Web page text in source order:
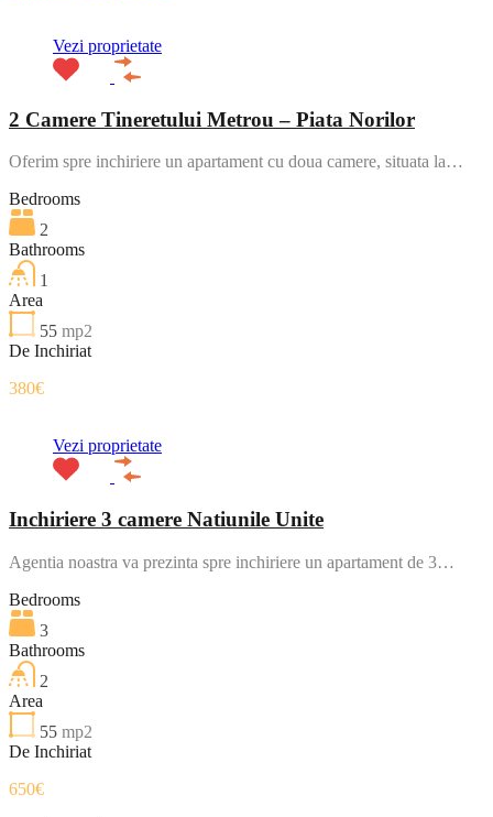
Vezi proprietate
2 Camere Tineretului Metrou – Piata Norilor
Oferim spre inchiriere un apartament cu doua camere, situata la…
Bedrooms
2
Bathrooms
1
Area
55 mp2
De Inchiriat
380€
Vezi proprietate
Inchiriere 3 camere Natiunile Unite
Agentia noastra va prezinta spre inchiriere un apartament de 3…
Bedrooms
3
Bathrooms
2
Area
55 mp2
De Inchiriat
650€